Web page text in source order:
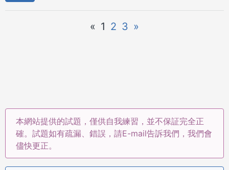
« 1 2 3 »
本網站提供的試題，僅供自我練習，並不保証完全正
確。試題如有疏漏、錯誤，請E-mail告訴我們，我們會
儘快更正。